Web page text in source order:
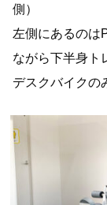
側）
左側にあるのは
ながら下半身ト
デスクバイクの